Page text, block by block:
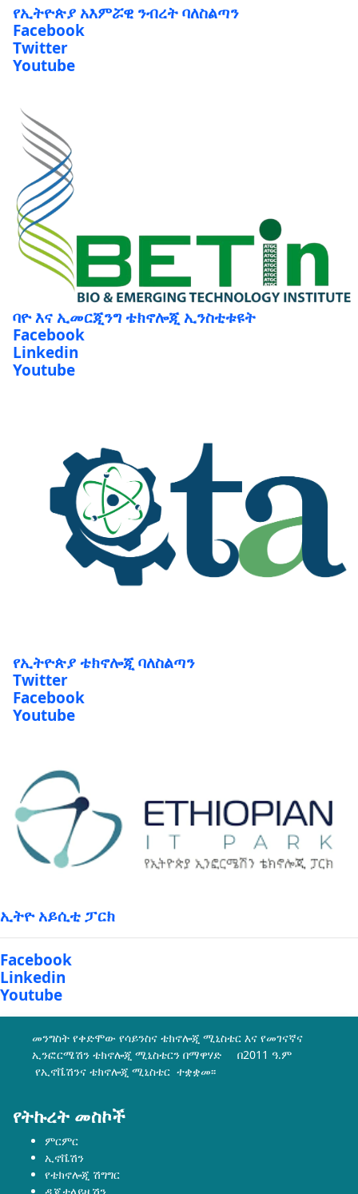
Facebook
Twitter
Youtube
ባዮ እና ኢመርጂንግ ቴክኖሎጂ ኢንስቲቱዩት
Facebook
Linkedin
Youtube
Twitter
Facebook
Youtube
Facebook
Linkedin
Youtube
መንግስት የቀድሞው የሳይንስና ቴክኖሎጂ ሚኒስቴር እና የመገናኛና
ኢንፎርሜሽን ቴክኖሎጂ ሚኒስቴርን በማዋሃድ በ2011 ዓ.ም
የኢኖቬሽንና ቴክኖሎጂ ሚኒስቴር ተቋቋመ፡፡
ምርምር
ኢኖቬሽን
የቴክኖሎጂ ሽግግር
ዲጂታላይዜሽን